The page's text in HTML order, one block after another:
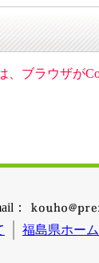
ブラウザ
：
福島県ホー